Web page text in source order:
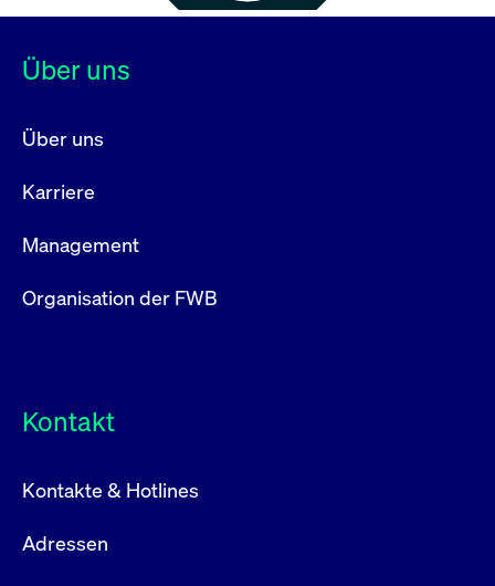
Über uns
Über uns
Karriere
Management
Organisation der FWB
Kontakt
Kontakte & Hotlines
Adressen